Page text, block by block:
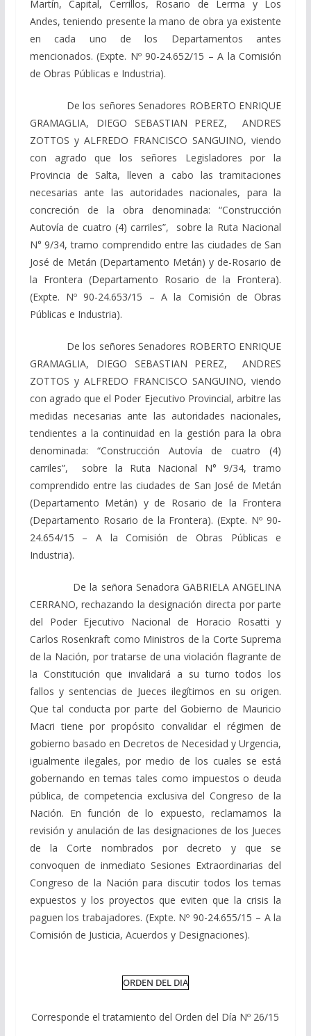
Martín, Capital, Cerrillos, Rosario de Lerma y Los
Andes, teniendo presente la mano de obra ya existente
en cada uno de los Departamentos antes
mencionados. (Expte. Nº 90-24.652/15 – A la Comisión
de Obras Públicas e Industria).
De los señores Senadores ROBERTO ENRIQUE
GRAMAGLIA, DIEGO SEBASTIAN PEREZ, ANDRES
ZOTTOS y ALFREDO FRANCISCO SANGUINO, viendo
con agrado que los señores Legisladores por la
Provincia de Salta, lleven a cabo las tramitaciones
necesarias ante las autoridades nacionales, para la
concreción de la obra denominada: “Construcción
Autovía de cuatro (4) carriles”, sobre la Ruta Nacional
N° 9/34, tramo comprendido entre las ciudades de San
José de Metán (Departamento Metán) y de-Rosario de
la Frontera (Departamento Rosario de la Frontera).
(Expte. Nº 90-24.653/15 – A la Comisión de Obras
Públicas e Industria).
De los señores Senadores ROBERTO ENRIQUE
GRAMAGLIA, DIEGO SEBASTIAN PEREZ, ANDRES
ZOTTOS y ALFREDO FRANCISCO SANGUINO, viendo
con agrado que el Poder Ejecutivo Provincial, arbitre las
medidas necesarias ante las autoridades nacionales,
tendientes a la continuidad en la gestión para la obra
denominada: “Construcción Autovía de cuatro (4)
carriles”, sobre la Ruta Nacional N° 9/34, tramo
comprendido entre las ciudades de San José de Metán
(Departamento Metán) y de Rosario de la Frontera
(Departamento Rosario de la Frontera). (Expte. Nº 90-
24.654/15 – A la Comisión de Obras Públicas e
Industria).
De la señora Senadora GABRIELA ANGELINA
CERRANO, rechazando la designación directa por parte
del Poder Ejecutivo Nacional de Horacio Rosatti y
Carlos Rosenkraft como Ministros de la Corte Suprema
de la Nación, por tratarse de una violación flagrante de
la Constitución que invalidará a su turno todos los
fallos y sentencias de Jueces ilegítimos en su origen.
Que tal conducta por parte del Gobierno de Mauricio
Macri tiene por propósito convalidar el régimen de
gobierno basado en Decretos de Necesidad y Urgencia,
igualmente ilegales, por medio de los cuales se está
gobernando en temas tales como impuestos o deuda
pública, de competencia exclusiva del Congreso de la
Nación. En función de lo expuesto, reclamamos la
revisión y anulación de las designaciones de los Jueces
de la Corte nombrados por decreto y que se
convoquen de inmediato Sesiones Extraordinarias del
Congreso de la Nación para discutir todos los temas
expuestos y los proyectos que eviten que la crisis la
paguen los trabajadores. (Expte. Nº 90-24.655/15 – A la
Comisión de Justicia, Acuerdos y Designaciones).
ORDEN DEL DIA
Corresponde el tratamiento del Orden del Día Nº 26/15